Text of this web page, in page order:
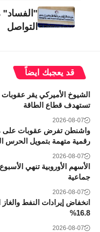
"الفساد"
التواصل
قد يعجبك ايضاً
الشيوخ الأميركي يقر
تستهدف قطاع الطاقة
2026-08-07
واشنطن تفرض عقوبات على
رقمية متهمة بتمويل الحرس
2026-08-07
الأسهم الأوروبية تنهي
جماعية
2026-08-07
انخفاض إيرادات النفط
16.8%
2026-08-07